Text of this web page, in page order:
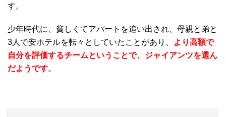
す。
少年時代に、貧しくてアパートを追い出され、母親と弟と
3人で安ホテルを転々としていたことがあり、
より高額で
自分を評価するチームということで、ジャイアンツを選ん
だようです。